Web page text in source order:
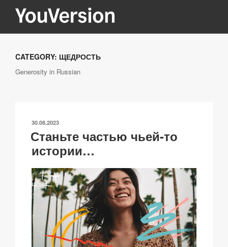
YOUVERSION
Seeking God every day.
CATEGORY: ЩЕДРОСТЬ
Generosity in Russian
ОПУБЛИКОВАНО
30.08.2023
Станьте частью чьей-то
истории…